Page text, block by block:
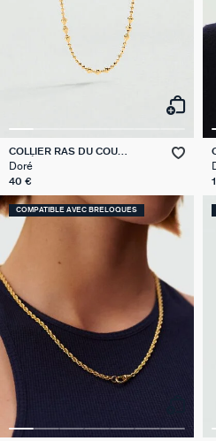
COLLIER RAS DU COU
CHAÎNE BOULE
Doré
40 €
COMPATIBLE AVEC BRELOQUES